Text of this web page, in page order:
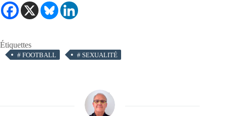
Étiquettes
# FOOTBALL # SEXUALITÉ